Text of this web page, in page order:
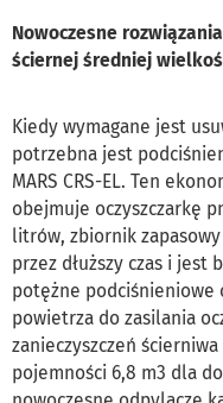
Nowoczesne
ściernej średniej
Kiedy wymagane jest
potrzebna jest
MARS CRS-EL. Ten
obejmuje oczyszczarkę
litrów, zbiornik
przez dłuższy czas i jest
potężne podciśnieniowe
powietrza do zasilania
zanieczyszczeń
pojemności 6,8 m3 dla